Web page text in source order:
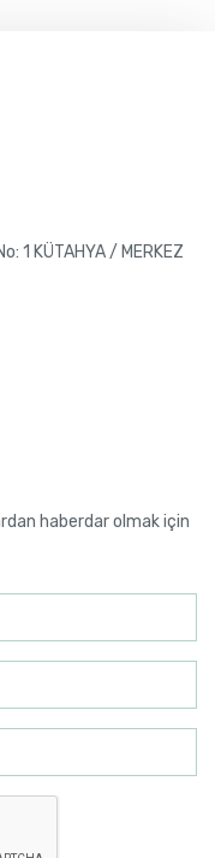
1 KÜTAHYA / MERKEZ
haberdar olmak için